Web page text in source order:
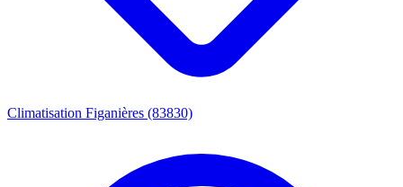
Climatisation Figanières (83830)